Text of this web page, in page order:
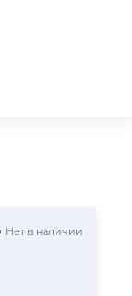
Нет в наличии